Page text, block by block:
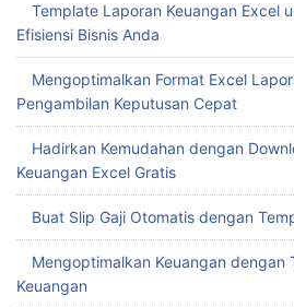
Template Laporan Keuangan Excel
Efisiensi Bisnis Anda
Mengoptimalkan Format Excel
Pengambilan Keputusan Cepat
Hadirkan Kemudahan dengan
Keuangan Excel Gratis
Buat Slip Gaji Otomatis dengan
Mengoptimalkan Keuangan dengan
Keuangan